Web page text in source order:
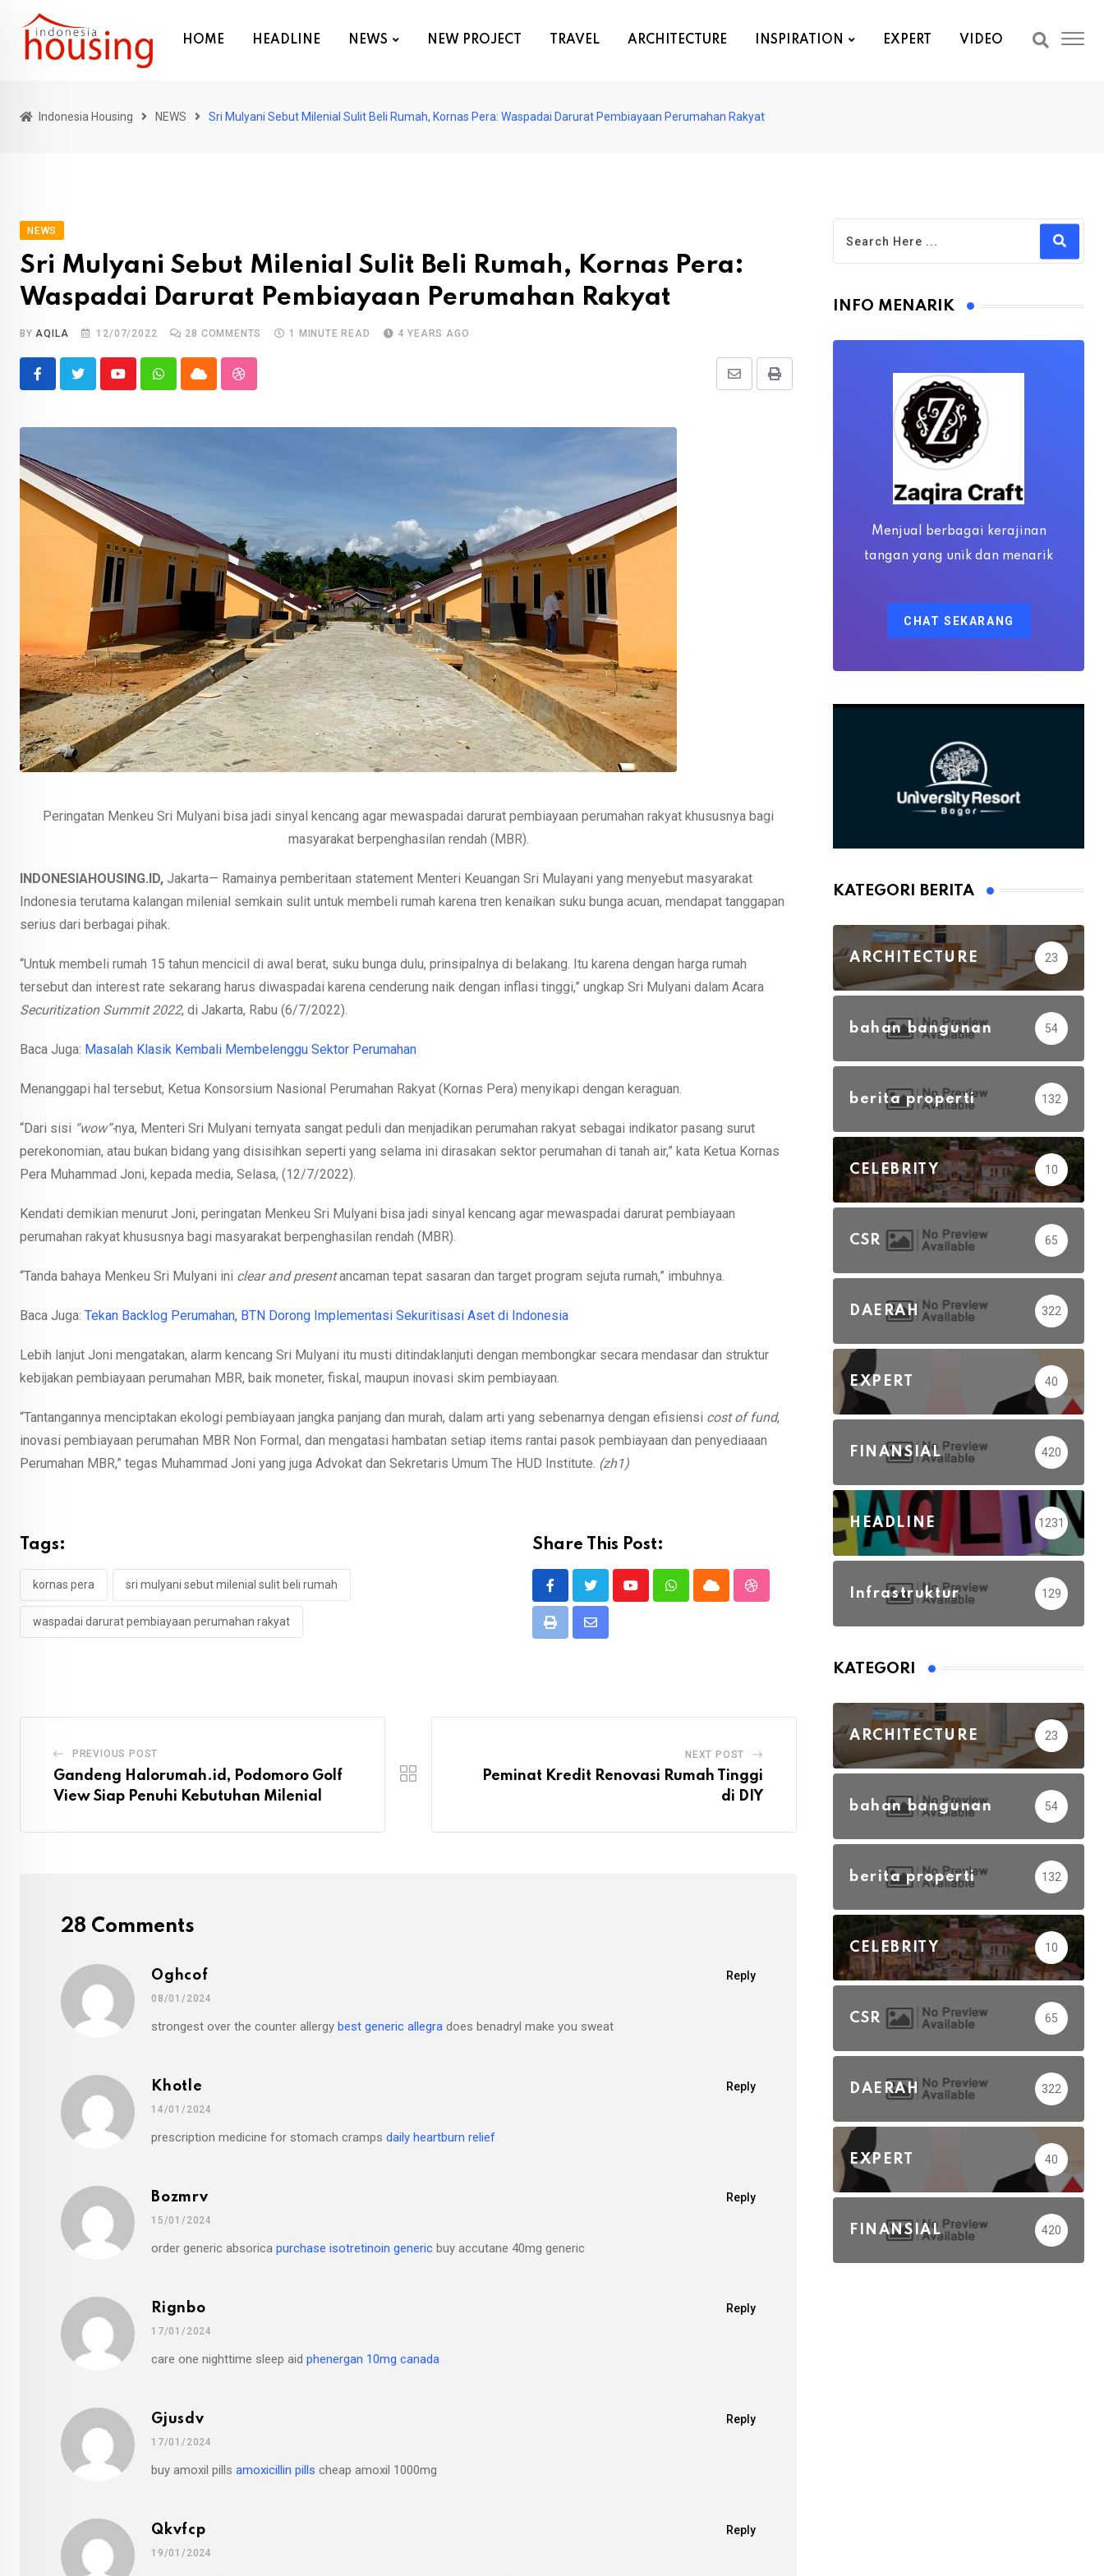
content
HOME HEADLINE NEWS NEW PROJECT TRAVEL ARCHITECTURE INSPIRATION EXPERT VIDEO
Indonesia Housing NEWS Sri Mulyani Sebut Milenial Sulit Beli Rumah, Kornas Pera: Waspadai Darurat Pembiayaan Perumahan Rakyat
NEWS
Sri Mulyani Sebut Milenial Sulit Beli Rumah, Kornas Pera:
Waspadai Darurat Pembiayaan Perumahan Rakyat
BYAQILA 12/07/2022 28 COMMENTS 1 MINUTE READ 4 YEARS AGO
YoutubeWhatsappCloud StumbleUpon Print
Share
Peringatan Menkeu Sri Mulyani bisa jadi sinyal kencang agar mewaspadai darurat pembiayaan perumahan rakyat khususnya bagi
masyarakat berpenghasilan rendah (MBR).
INDONESIAHOUSING.ID, Jakarta— Ramainya pemberitaan statement Menteri Keuangan Sri Mulayani yang menyebut masyarakat
Indonesia terutama kalangan milenial semkain sulit untuk membeli rumah karena tren kenaikan suku bunga acuan, mendapat tanggapan
serius dari berbagai pihak.
“Untuk membeli rumah 15 tahun mencicil di awal berat, suku bunga dulu, prinsipalnya di belakang. Itu karena dengan harga rumah
tersebut dan interest rate sekarang harus diwaspadai karena cenderung naik dengan inflasi tinggi,” ungkap Sri Mulyani dalam Acara
Securitization Summit 2022, di Jakarta, Rabu (6/7/2022).
Baca Juga: Masalah Klasik Kembali Membelenggu Sektor Perumahan
Menanggapi hal tersebut, Ketua Konsorsium Nasional Perumahan Rakyat (Kornas Pera) menyikapi dengan keraguan.
“Dari sisi “wow”-nya, Menteri Sri Mulyani ternyata sangat peduli dan menjadikan perumahan rakyat sebagai indikator pasang surut
perekonomian, atau bukan bidang yang disisihkan seperti yang selama ini dirasakan sektor perumahan di tanah air,” kata Ketua Kornas
Pera Muhammad Joni, kepada media, Selasa, (12/7/2022).
Kendati demikian menurut Joni, peringatan Menkeu Sri Mulyani bisa jadi sinyal kencang agar mewaspadai darurat pembiayaan
perumahan rakyat khususnya bagi masyarakat berpenghasilan rendah (MBR).
“Tanda bahaya Menkeu Sri Mulyani ini clear and presentancaman tepat sasaran dan target program sejuta rumah,” imbuhnya.
Baca Juga: Tekan Backlog Perumahan, BTN Dorong Implementasi Sekuritisasi Aset di Indonesia
Lebih lanjut Joni mengatakan, alarm kencang Sri Mulyani itu musti ditindaklanjuti dengan membongkar secara mendasar dan struktur
kebijakan pembiayaan perumahan MBR, baik moneter, fiskal, maupun inovasi skim pembiayaan.
“Tantangannya menciptakan ekologi pembiayaan jangka panjang dan murah, dalam arti yang sebenarnya dengan efisiensi cost of fund,
inovasi pembiayaan perumahan MBR Non Formal, dan mengatasi hambatan setiap items rantai pasok pembiayaan dan penyediaaan
Perumahan MBR,” tegas Muhammad Joni yang juga Advokat dan Sekretaris Umum The HUD Institute. (zh1)
Tags:
kornas pera sri mulyani sebut milenial sulit beli rumah
waspadai darurat pembiayaan perumahan rakyat
Share This Post:
YoutubeWhatsappCloud StumbleUpon
Print
Share
PREVIOUS POST
Gandeng Halorumah.id, Podomoro Golf
View Siap Penuhi Kebutuhan Milenial
NEXT POST
Peminat Kredit Renovasi Rumah Tinggi
di DIY
28 Comments
Reply
Oghcof
08/01/2024
strongest over the counter allergy best generic allegra does benadryl make you sweat
Reply
Khotle
14/01/2024
prescription medicine for stomach cramps daily heartburn relief
Reply
Bozmrv
15/01/2024
order generic absorica purchase isotretinoin generic buy accutane 40mg generic
Reply
Rignbo
17/01/2024
care one nighttime sleep aid phenergan 10mg canada
Reply
Gjusdv
17/01/2024
buy amoxil pills amoxicillin pills cheap amoxil 1000mg
Reply
Qkvfcp
19/01/2024
INFO MENARIK
Menjual berbagai kerajinan
tangan yang unik dan menarik
CHAT SEKARANG
KATEGORI BERITA
ARCHITECTURE 23
bahan bangunan 54
berita properti 132
CELEBRITY 10
CSR 65
DAERAH 322
EXPERT 40
FINANSIAL 420
HEADLINE 1231
Infrastruktur 129
KATEGORI
ARCHITECTURE 23
bahan bangunan 54
berita properti 132
CELEBRITY 10
CSR 65
DAERAH 322
EXPERT 40
FINANSIAL 420